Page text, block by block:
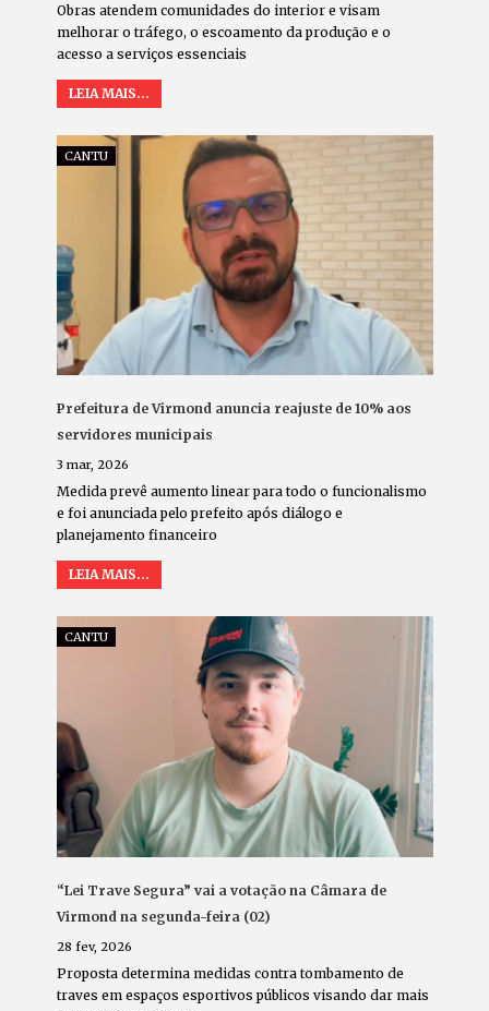
Obras atendem comunidades do interior e visam
melhorar o tráfego, o escoamento da produção e o
acesso a serviços essenciais
LEIA MAIS...
CANTU
Prefeitura de Virmond anuncia reajuste de 10% aos
servidores municipais
3 mar, 2026
Medida prevê aumento linear para todo o funcionalismo
e foi anunciada pelo prefeito após diálogo e
planejamento financeiro
LEIA MAIS...
CANTU
“Lei Trave Segura” vai a votação na Câmara de
Virmond na segunda-feira (02)
28 fev, 2026
Proposta determina medidas contra tombamento de
traves em espaços esportivos públicos visando dar mais